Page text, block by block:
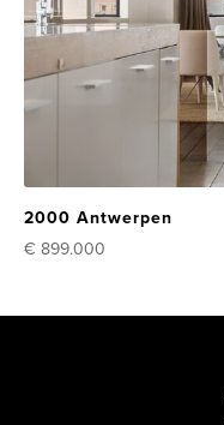
2000 Antwerpen
€ 899.000